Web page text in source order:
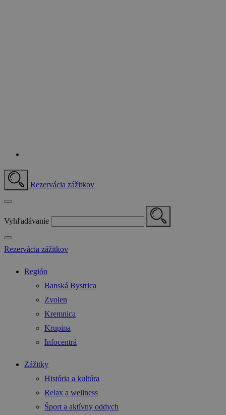
Rezervácia zážitkov
Vyhľadávanie
Rezervácia zážitkov
Región
Banská Bystrica
Zvolen
Kremnica
Krupina
Infocentrá
Zážitky
História a kultúra
Relax a wellness
Šport a aktívny oddych